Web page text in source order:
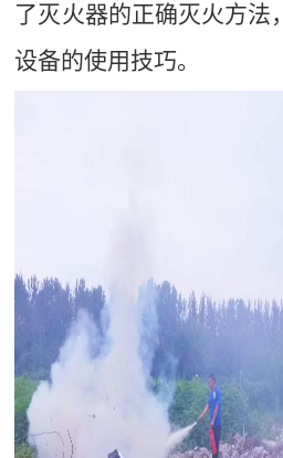
了灭火器的正确灭火方法，
设备的使用 技巧。